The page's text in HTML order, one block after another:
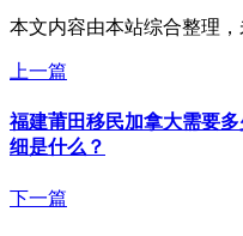
本文内容由本站综合整理，
上一篇
福建莆田移民加拿大需要
细是什么？
下一篇